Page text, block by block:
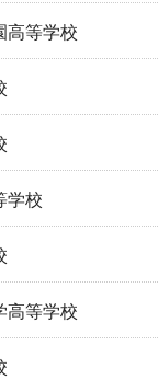
高等学校
学校
高等学校